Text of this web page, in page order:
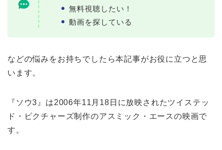
無料視聴したい！
動画を探している
などの悩みをお持ちでしたら本記事がお役に立つと思
います。
『ソウ3』は2006年11月18日に放映されたツイステッ
ド・ピクチャーズ制作のアスミック・エースの映画で
す。